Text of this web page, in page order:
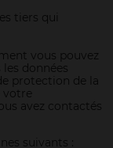
tiers qui
vous pouvez
données
protection de la
votre
avez contactés
suivants :